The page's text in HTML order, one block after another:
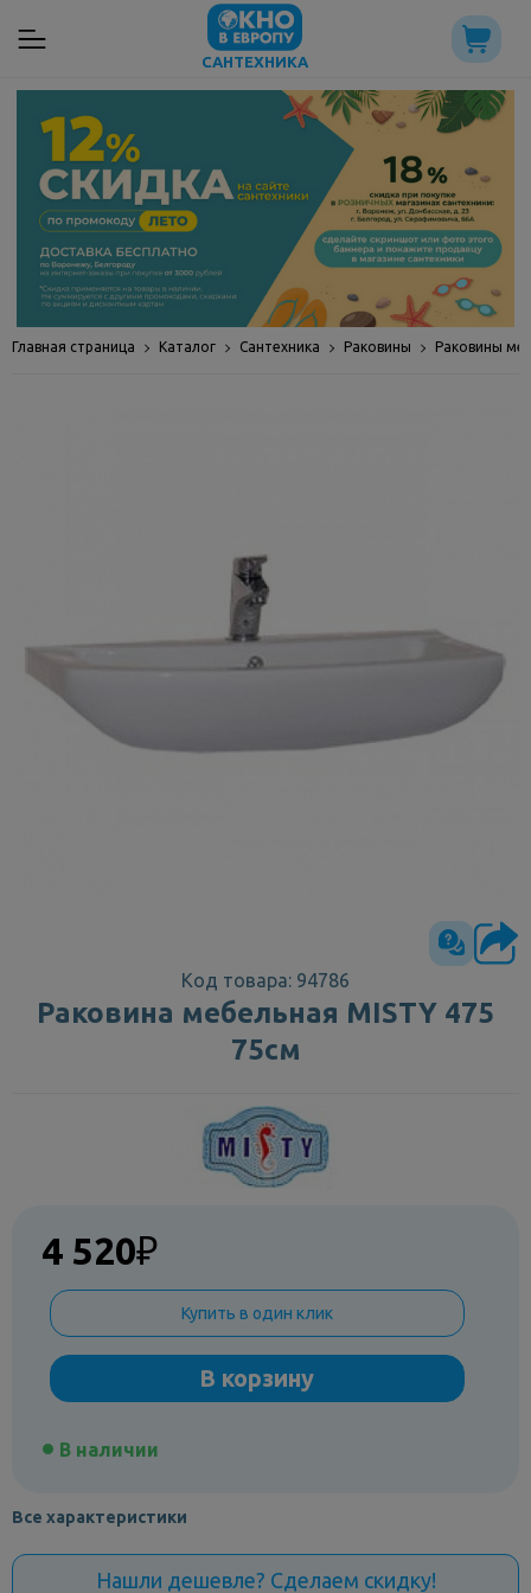
САНТЕХНИКА
Главная страница Каталог Сантехника Раковины Раковины
Код товара: 94786
Раковина мебельная MISTY 475
75см
4 520₽
Купить в один клик
В корзину
В наличии
Все характеристики
Нашли дешевле? Сделаем скидку!